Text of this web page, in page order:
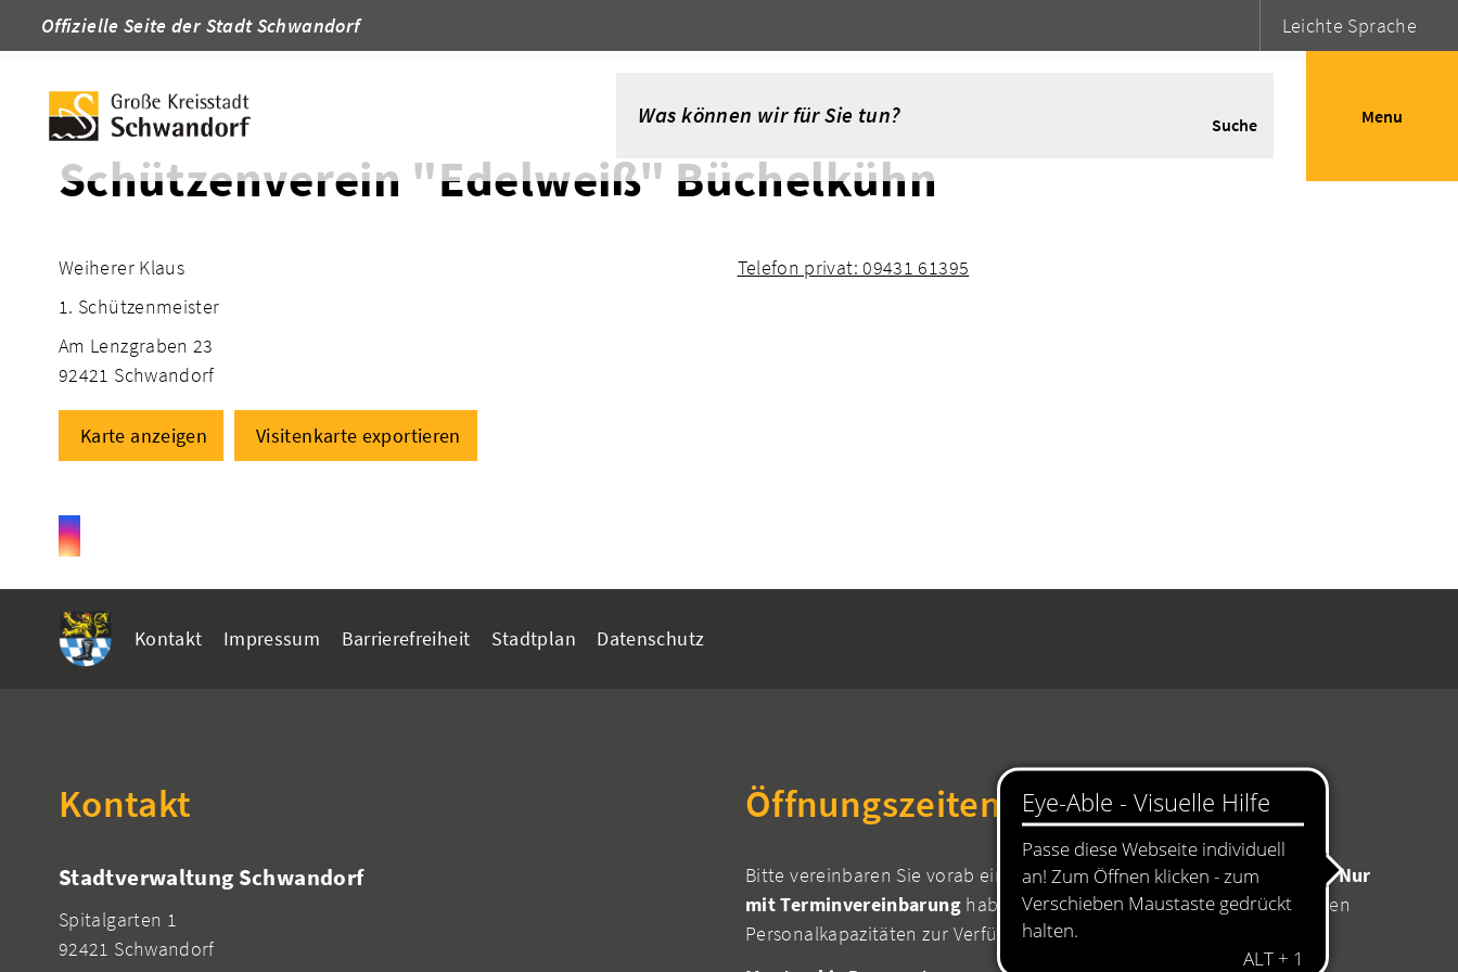
Offizielle Seite der Stadt Schwandorf Leichte Sprache
Suche Menu
Startseite Adressen
Schützenverein "Edelweiß" Büchelkühn
Weiherer Klaus
1. Schützenmeister
Am Lenzgraben 23
92421 Schwandorf
Telefon privat: 09431 61395
Karte anzeigen Visitenkarte exportieren
Kontakt Impressum Barrierefreiheit Stadtplan Datenschutz
Kontakt
Stadtverwaltung Schwandorf
Spitalgarten 1
92421 Schwandorf
Öffnungszeiten Rathaus
Bitte vereinbaren Sie vorab einen Termin mit Ihrer zuständigen Stelle!Nur
mit Terminvereinbarunghaben Sie die Sicherheit, dass für Ihr Anliegen
Personalkapazitäten zur Verfügung stehen.